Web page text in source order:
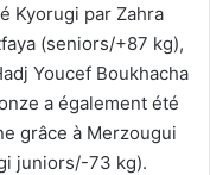
Kyorugi par Zahra
(seniors/+87 kg),
Youcef Boukhacha
a également été
grâce à Merzougui
juniors/-73 kg).